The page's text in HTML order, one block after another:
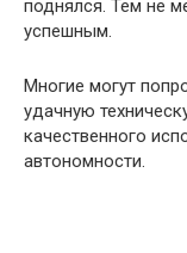
поднялся. Тем не
успешным.
Многие могут
удачную
качественного
автономности.